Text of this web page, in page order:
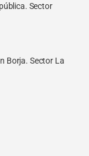
Sector
Borja. Sector La